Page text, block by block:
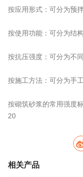
按应用形式：可分为预
按使用功能：可分为结
按抗压强度：可分为不
按施工方法：可分为手
按砌筑砂浆的常用强度
20
相关产品